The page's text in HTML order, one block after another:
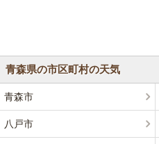
青森県の市区町村の天気
青森市
八戸市